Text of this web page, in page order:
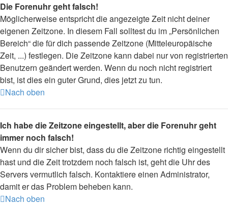
Die Forenuhr geht falsch!
Möglicherweise entspricht die angezeigte Zeit nicht deiner
eigenen Zeitzone. In diesem Fall solltest du im „Persönlichen
Bereich“ die für dich passende Zeitzone (Mitteleuropäische
Zeit, ...) festlegen. Die Zeitzone kann dabei nur von registrierten
Benutzern geändert werden. Wenn du noch nicht registriert
bist, ist dies ein guter Grund, dies jetzt zu tun.
Nach oben
Ich habe die Zeitzone eingestellt, aber die Forenuhr geht
immer noch falsch!
Wenn du dir sicher bist, dass du die Zeitzone richtig eingestellt
hast und die Zeit trotzdem noch falsch ist, geht die Uhr des
Servers vermutlich falsch. Kontaktiere einen Administrator,
damit er das Problem beheben kann.
Nach oben